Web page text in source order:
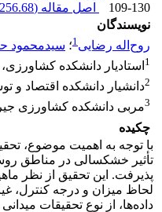
109-130
اصل مقاله (256.68 K
نویسندگان
روح‌اله رضایی1؛ سیدمحمود
1 استادیار دانشکده
2دانشیار دانشکده اقتصاد و
3مربی دانشکده کشاورزی
چکیده
با توجه به اهمیت موضوع،
تأثیر خشکسالی در مناطق
پذیرفت. این تحقیق از نظر
لحاظ میزان و درجه کنترل،
داده‌ها، از نوع تحقیقات